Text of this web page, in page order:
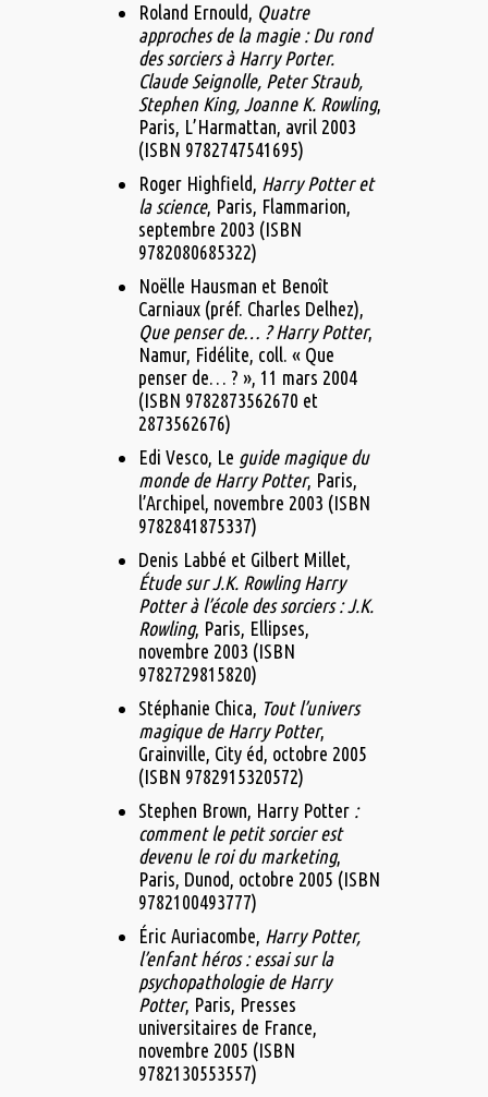
Roland Ernould, Quatre
approches de la magie : Du rond
des sorciers à Harry Porter.
Claude Seignolle, Peter Straub,
Stephen King, Joanne K. Rowling,
Paris, L’Harmattan,‎ avril 2003
(ISBN 9782747541695)
Roger Highfield, Harry Potter et
la science, Paris, Flammarion,‎
septembre 2003 (ISBN
9782080685322)
Noëlle Hausman et Benoît
Carniaux (préf. Charles Delhez),
Que penser de… ? Harry Potter,
Namur, Fidélite, coll. « Que
penser de… ? »,‎ 11 mars 2004
(ISBN 9782873562670 et
2873562676)
Edi Vesco, Le guide magique du
monde de Harry Potter, Paris,
l’Archipel,‎ novembre 2003 (ISBN
9782841875337)
Denis Labbé et Gilbert Millet,
Étude sur J.K. Rowling Harry
Potter à l’école des sorciers : J.K.
Rowling, Paris, Ellipses,‎
novembre 2003 (ISBN
9782729815820)
Stéphanie Chica, Tout l’univers
magique de Harry Potter,
Grainville, City éd,‎ octobre 2005
(ISBN 9782915320572)
Stephen Brown, Harry Potter :
comment le petit sorcier est
devenu le roi du marketing,
Paris, Dunod,‎ octobre 2005 (ISBN
9782100493777)
Éric Auriacombe, Harry Potter,
l’enfant héros : essai sur la
psychopathologie de Harry
Potter, Paris, Presses
universitaires de France,‎
novembre 2005 (ISBN
9782130553557)